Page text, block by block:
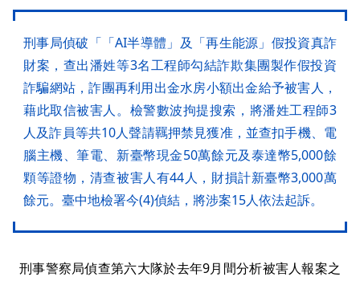
刑事局偵破「「AI半導體」及「再生能源」假投資真詐
財案，查出潘姓等3名工程師勾結詐欺集團製作假投資
詐騙網站，詐團再利用出金水房小額出金給予被害人，
藉此取信被害人。檢警數波拘提搜索，將潘姓工程師3
人及詐員等共10人聲請羈押禁見獲准，並查扣手機、電
腦主機、筆電、新臺幣現金50萬餘元及泰達幣5,000餘
顆等證物，清查被害人有44人，財損計新臺幣3,000萬
餘元。臺中地檢署今(4)偵結，將涉案15人依法起訴。
刑事警察局偵查第六大隊於去年9月間分析被害人報案之